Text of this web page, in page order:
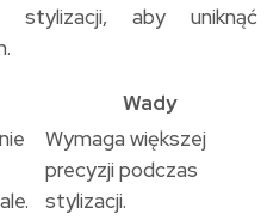
stylizacji, aby uniknąć
Wady
Wymaga większej
precyzji podczas
stylizacji.